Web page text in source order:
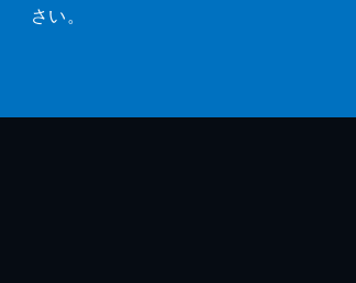
さい。